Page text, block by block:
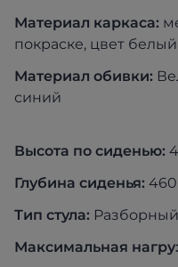
Материал каркаса:
покраске, цвет белый
Материал обивки:
синий
Высота по сиденью:
Глубина сиденья:
Тип стула:
Максимальная